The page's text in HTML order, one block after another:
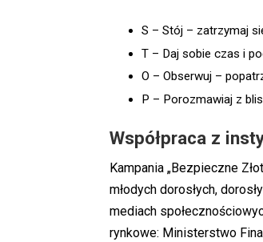
S – Stój – zatrzymaj
T – Daj sobie czas i
O – Obserwuj –
P – Porozmawiaj z
Współpraca z
Kampania „Bezpieczne
młodych dorosłych,
mediach
rynkowe: Ministerstwo